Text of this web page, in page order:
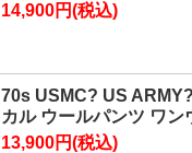
14,900円(税込)
70s USMC? US
カル ウールパンツ ワン
13,900円(税込)